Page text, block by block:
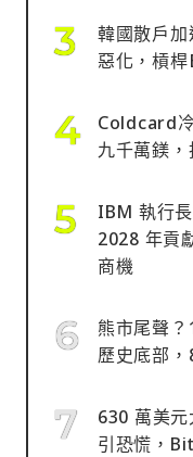
韓國散戶
惡化，槓
Coldcard
九千萬鎂
IBM 執行
2028 年貢
商機
熊市尾聲
歷史底部
630 萬美
引恐慌，